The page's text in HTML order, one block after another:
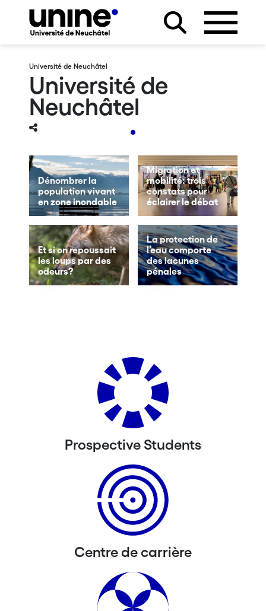
Université de Neuchâtel
Université de
Neuchâtel
Dénombrer la
population vivant
en zone inondable
Migration et
mobilité: trois
constats pour
éclairer le débat
Et si on repoussait
les loups par des
odeurs?
La protection de
l’eau comporte
des lacunes
pénales
Prospective Students
Centre de carrière